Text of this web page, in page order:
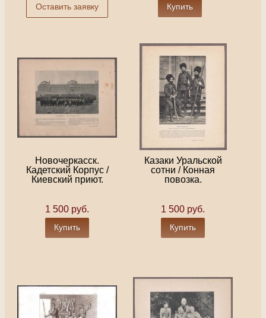
Оставить заявку Купить
Новочеркасск.
Кадетский Корпус /
Киевский приют.
1 500 руб.
Купить
Казаки Уральской
сотни / Конная
повозка.
1 500 руб.
Купить